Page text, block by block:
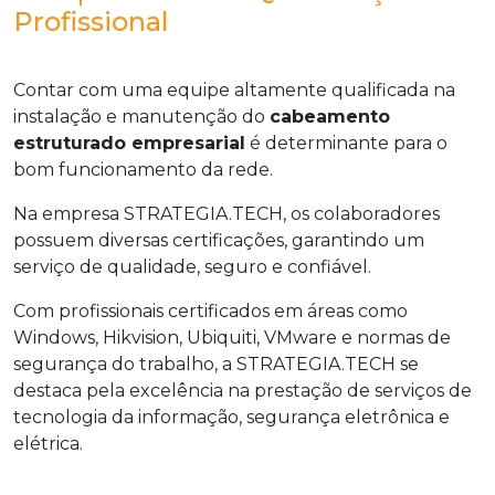
Profissional
Contar com uma equipe altamente qualificada na
instalação e manutenção do cabeamento
estruturado empresarial é determinante para o
bom funcionamento da rede.
Na empresa STRATEGIA.TECH, os colaboradores
possuem diversas certificações, garantindo um
serviço de qualidade, seguro e confiável.
Com profissionais certificados em áreas como
Windows, Hikvision, Ubiquiti, VMware e normas de
segurança do trabalho, a STRATEGIA.TECH se
destaca pela excelência na prestação de serviços de
tecnologia da informação, segurança eletrônica e
elétrica.